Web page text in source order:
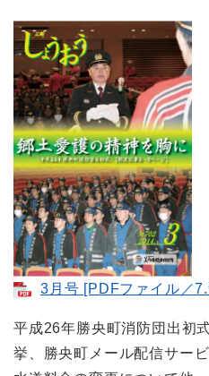
3月号​​ [PDFファイル／
平成26年勝央町消防団出初
挙、勝央町メール配信サー